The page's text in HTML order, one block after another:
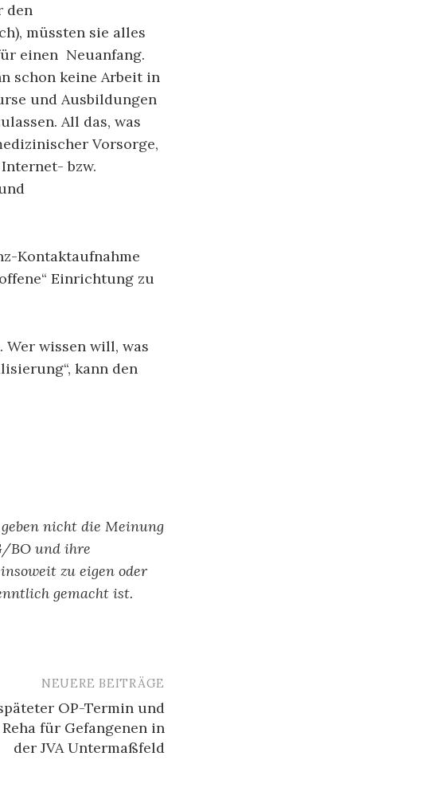
den
müssten sie alles
einen Neuanfang.
schon keine Arbeit in
und Ausbildungen
All das, was
Vorsorge,
bzw.
Kontaktaufnahme
Einrichtung zu
wissen will, was
kann den
nicht die Meinung
BO und ihre
zu eigen oder
gemacht ist.
NEUERE BEITRÄGE
OP-Termin und
für Gefangenen in
der JVA Untermaßfeld